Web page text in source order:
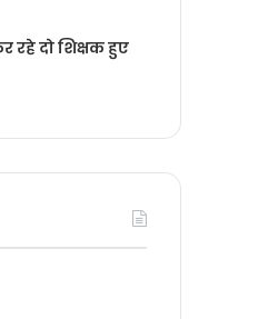
रहे दो शिक्षक हुए